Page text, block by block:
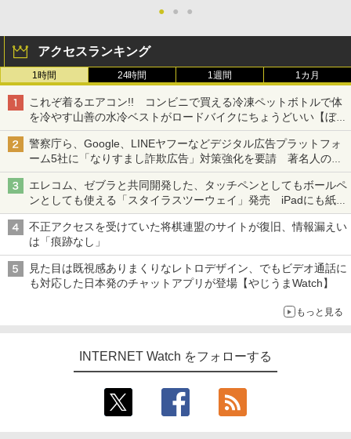
● ● ●
アクセスランキング
1時間 24時間 1週間 1カ月
これぞ着るエアコン!! コンビニで買える冷凍ペットボトルで体
を冷やす山善の水冷ベストがロードバイクにちょうどいい【ぼっ
ち・ざ・ろーど！その14】【空いた時間でなにしてる？】
警察庁ら、Google、LINEヤフーなどデジタル広告プラットフォ
ーム5社に「なりすまし詐欺広告」対策強化を要請 著名人の写
真や映像を使った投資詐欺などへの対策として
エレコム、ゼブラと共同開発した、タッチペンとしてもボールペ
ンとしても使える「スタイラスツーウェイ」発売 iPadにも紙に
も、持ち替えずに書き込める
不正アクセスを受けていた将棋連盟のサイトが復旧、情報漏えい
は「痕跡なし」
見た目は既視感ありまくりなレトロデザイン、でもビデオ通話に
も対応した日本発のチャットアプリが登場【やじうまWatch】
もっと見る
INTERNET Watch をフォローする